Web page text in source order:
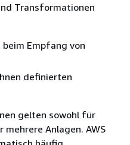
Transformationen
Empfang von
definierten
gelten sowohl für
mehrere Anlagen. AWS